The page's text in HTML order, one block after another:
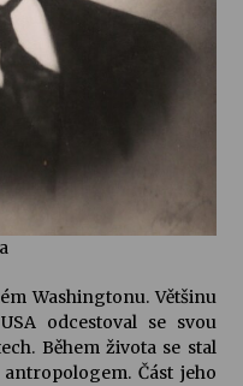
Washingtonu. Většinu
odcestoval se svou
Během života se stal
Část jeho